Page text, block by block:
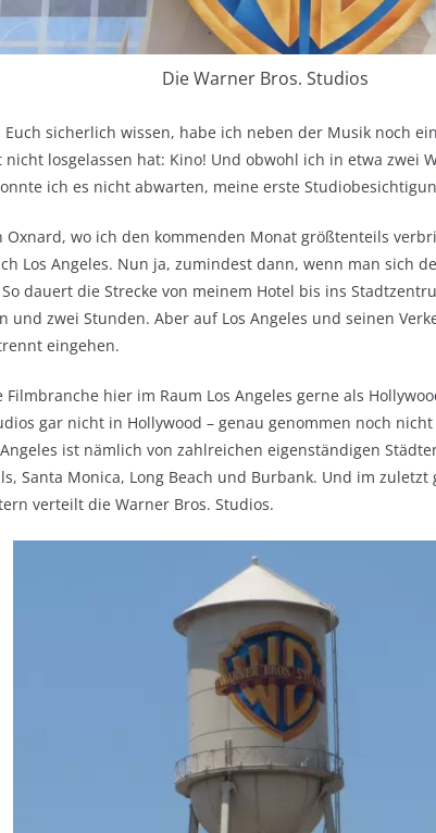
Die Warner Bros. Studios
sicherlich wissen, habe ich neben der Musik noch
losgelassen hat: Kino! Und obwohl ich in etwa zwei
ich es nicht abwarten, meine erste
Oxnard, wo ich den kommenden Monat größtenteils
Los Angeles. Nun ja, zumindest dann, wenn man sich
dauert die Strecke von meinem Hotel bis ins
und zwei Stunden. Aber auf Los Angeles und seinen
eingehen.
Filmbranche hier im Raum Los Angeles gerne als
gar nicht in Hollywood – genau genommen noch
ist nämlich von zahlreichen eigenständigen
Santa Monica, Long Beach und Burbank. Und im
verteilt die Warner Bros. Studios.